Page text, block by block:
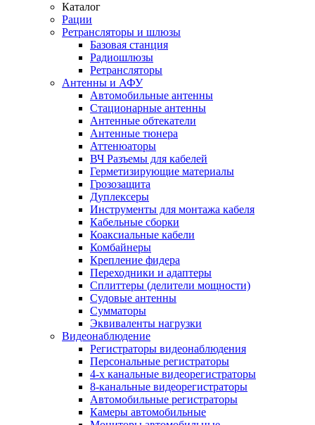
Каталог
Рации
Ретрансляторы и шлюзы
Базовая станция
Радиошлюзы
Ретрансляторы
Антенны и АФУ
Автомобильные антенны
Стационарные антенны
Антенные обтекатели
Антенные тюнера
Аттенюаторы
ВЧ Разъемы для кабелей
Герметизирующие материалы
Грозозащита
Дуплексеры
Инструменты для монтажа кабеля
Кабельные сборки
Коаксиальные кабели
Комбайнеры
Крепление фидера
Переходники и адаптеры
Сплиттеры (делители мощности)
Судовые антенны
Сумматоры
Эквиваленты нагрузки
Видеонаблюдение
Регистраторы видеонаблюдения
Персональные регистраторы
4-х канальные видеорегистраторы
8-канальные видеорегистраторы
Автомобильные регистраторы
Камеры автомобильные